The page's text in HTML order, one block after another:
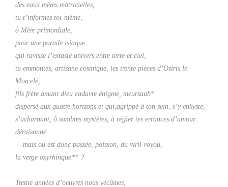
des eaux mères matricielles,
tu t’informes toi-même,
ô Mère primordiale,
pour une parade isiaque
qui ravisse l’extasié univers entre terre et ciel,
tu emmontes, artisane cosmique, les trente pièces d’Osiris le
Morcelé,
fils frère amant dieu cadavre énigme, meursaub*
dispersé aux quatre horizons et qui,agrippé à ton sein, s’y enkyste,
s’acharnant, ô sombres mystères, à régler tes errances d’amour
déraisonné
– mais où est donc passée, poisson, du viril voyou,
la verge oxyrhinque** ?
Trente années d’oeuvres nous vécûmes,